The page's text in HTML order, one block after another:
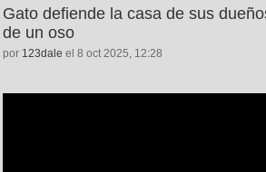
Gato defiende la casa de sus
de un oso
por 123dale el 8 oct 2025, 12:28